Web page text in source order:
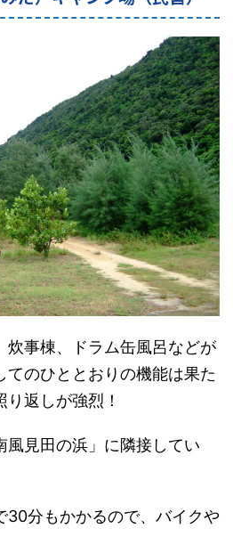
炊事棟、ドラム缶風呂などが
てのひととおりの機能は果た
り返しが強烈！
風見田の浜」に隣接してい
分もかかるので、 バイクや